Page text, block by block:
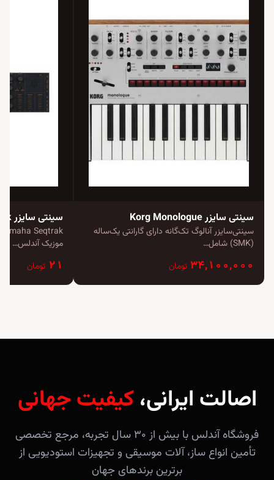
سینتی سایزر Korg Monologue
سینتی‌سایزر آنالوگ تک‌گانه دارای گارانتی یک‌ساله
(SMK) شامل…
۳۴,۱۰۰,۰۰۰ تومان
سینتی سایزر Yamaha Seqtrak
موزیک آندلس…
۲۱ تومان
اصالت ایرانی،کیفیت جهانی
فروشگاه آندلس با بیش از ۳۰ سال تجربه، مرجع تخصصی
تأمین انواع ساز، آلات موسیقی و تجهیزات استودیویی از
برترین برندهای جهان